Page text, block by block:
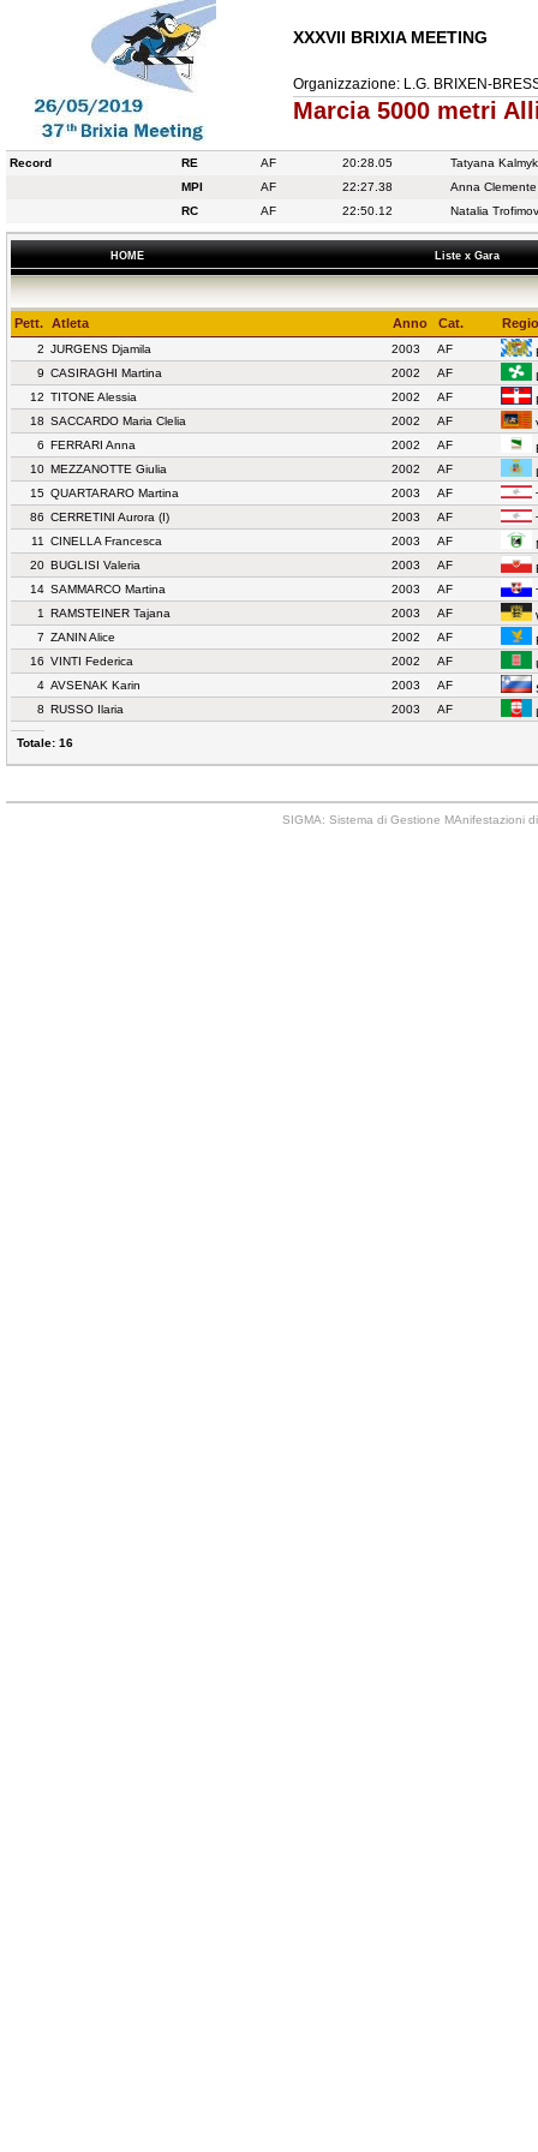
XXXVII BRIXIA MEETING
Organizzazione: L.G. BRIXEN-
Marcia 5000 metri
Record RE AF 20:28.05
Tatyana
MPI
AF 22:27.38
Anna Clemente
RC
AF 22:50.12 Natalia
HOME Liste x Gara
Pett. Atleta Anno Cat.
2 JURGENS Djamila 2003 AF
9 CASIRAGHI Martina 2002 AF
12 TITONE Alessia 2002 AF
18 SACCARDO Maria Clelia 2002 AF
6 FERRARI Anna 2002 AF
10 MEZZANOTTE Giulia 2002 AF
15 QUARTARARO Martina 2003 AF
86 CERRETINI Aurora (I) 2003 AF
11
CINELLA Francesca 2003 AF
20 BUGLISI Valeria 2003 AF
14 SAMMARCO Martina 2003 AF
1
RAMSTEINER Tajana 2003 AF
7 ZANIN Alice 2002 AF
16 VINTI Federica 2002 AF
4 AVSENAK Karin 2003 AF
8 RUSSO Ilaria 2003 AF
Totale: 16
SIGMA: Sistema di Gestione MAnifestazioni